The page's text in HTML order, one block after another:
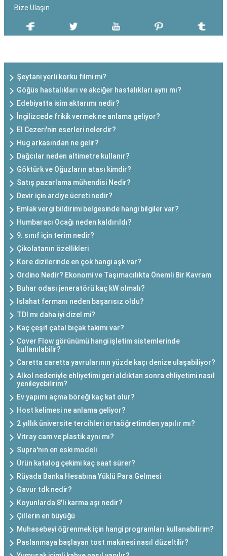
Bize Ulaşın
Şeytani yerli korku filmi mi?
Göğüs hastalıkları ve akciğer hastalıkları aynı mı?
Edebiyatta isim aktarımı nedir?
İngilizcede frikik vermek ne anlama geliyor?
El Cezeri'nin eserleri nelerdir?
Hug arkasından ne gelir?
Dağcılar neden altimetre kullanır?
Göktürk ve Oğuzların atası kimdir?
Satış pazarlama mühendisi Nedir?
Devir için ardiye ücreti nedir?
Emlak vergi bildirimi belgesinde hangi bilgiler var?
Humbaracı Ocağı neden kaldırıldı?
9. sınıf için terim nedir?
Çikolatanın özellikleri
Kore dizilerinde en çok hangi aşk var?
Ordino Nedir? Ekonomi ve Taşımacılıkta Önemli Bir Kavram
Buhar odası jeneratörü kaç kW olmalı?
Islahat fermanı neden başarısız oldu?
TDI mı daha iyi dizel mi?
Kaç çeşit çatal bıçak takımı var?
Cover Flow görünümü hangi işletim sistemlerinde
kullanılabilir?
Caretta caretta yavrularının yüzde kaçı denize ulaşabiliyor?
Alkol nedeniyle ehliyetimi geri aldıktan sonra ehliyetimi nasıl
yenileyebilirim?
Ev yapımı açma böreği kaç kat olur?
Host kelimesi ne anlama geliyor?
2 yıllık üniversite tercihleri ortaöğretimden yapılır mı?
Vitray cam ve plastik aynı mı?
Supra'nın en eski modeli
Ürün katalog çekimi kaç saat sürer?
Rüyada Banka Hesabına Yüklü Para Gelmesi
Gavur tdk nedir?
Koyunlarda 8'li karma aşı nedir?
Çillerin en büyüğü
Muhasebeyi öğrenmek için hangi programları kullanabilirim?
Paslanmaya başlayan tost makinesi nasıl düzeltilir?